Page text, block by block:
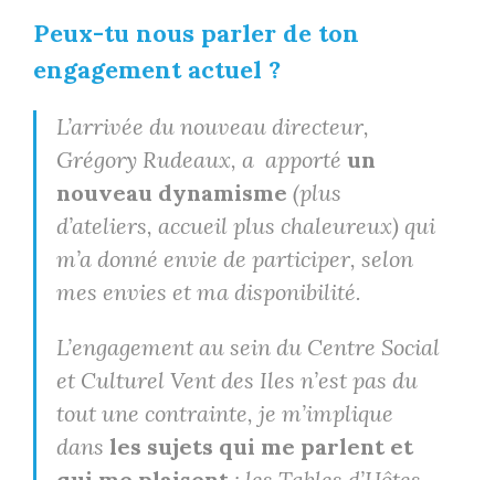
Peux-tu nous parler de ton
engagement actuel ?
L’arrivée du nouveau directeur,
Grégory Rudeaux, a apporté un
nouveau dynamisme (plus
d’ateliers, accueil plus chaleureux) qui
m’a donné envie de participer, selon
mes envies et ma disponibilité.
L’engagement au sein du Centre Social
et Culturel Vent des Iles n’est pas du
tout une contrainte, je m’implique
dans les sujets qui me parlent et